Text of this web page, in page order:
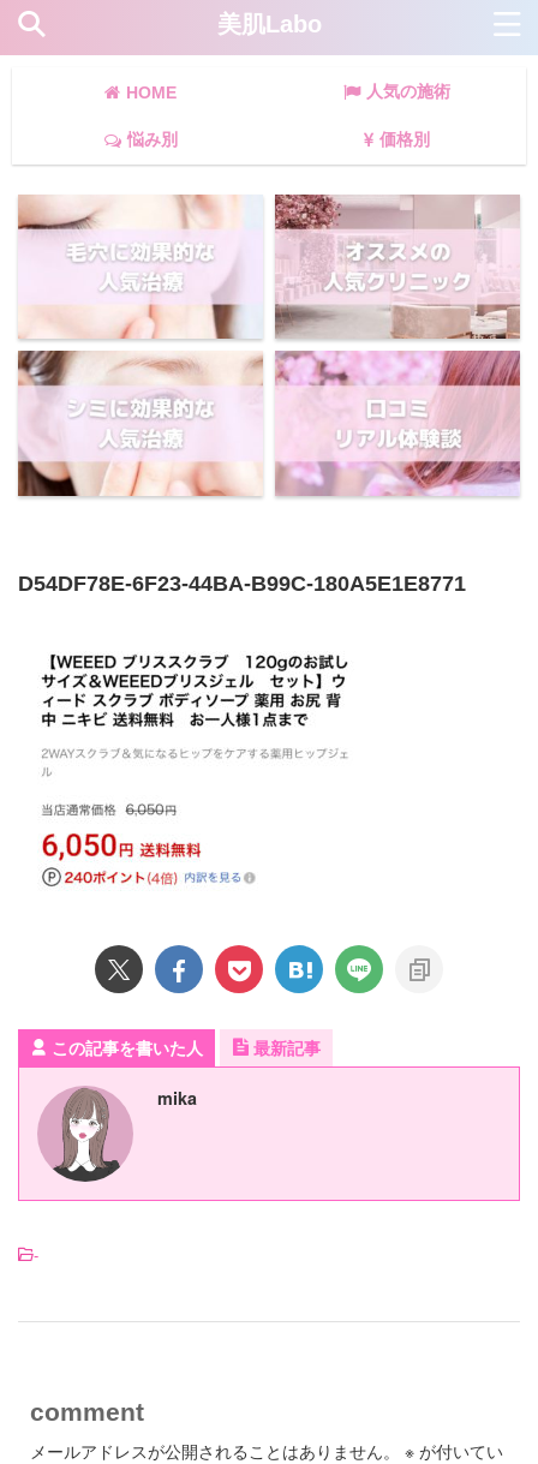
美肌Labo
HOME 人気の施術
悩み別 価格別
D54DF78E-6F23-44BA-B99C-180A5E1E8771
この記事を書いた人 最新記事
mika
-
comment
メールアドレスが公開されることはありません。 ※ が付いてい